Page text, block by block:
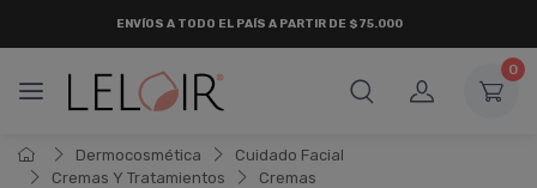
ENVÍOS A TODO EL PAÍS A PARTIR DE $75.000
0
Dermocosmética
Cuidado Facial
Cremas Y Tratamientos
Cremas